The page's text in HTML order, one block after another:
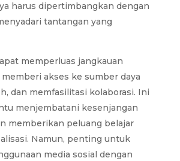
harus dipertimbangkan dengan
tantangan yang
memperluas jangkauan
akses ke sumber daya
dan memfasilitasi kolaborasi. Ini
menjembatani kesenjangan
memberikan peluang belajar
Namun, penting untuk
media sosial dengan